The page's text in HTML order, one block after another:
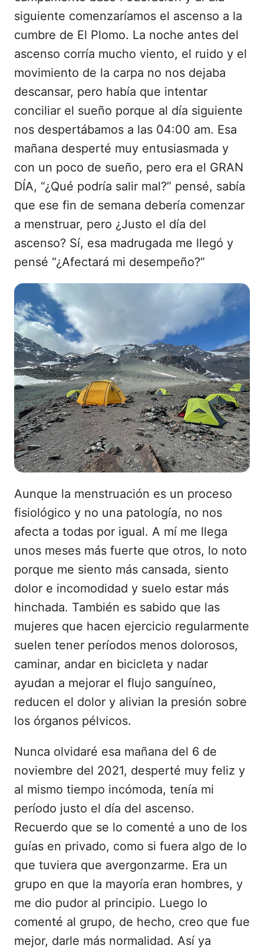
siguiente comenzaríamos el ascenso a la
cumbre de El Plomo. La noche antes del
ascenso corría mucho viento, el ruido y el
movimiento de la carpa no nos dejaba
descansar, pero había que intentar
conciliar el sueño porque al día siguiente
nos despertábamos a las 04:00 am. Esa
mañana desperté muy entusiasmada y
con un poco de sueño, pero era el GRAN
DÍA, “¿Qué podría salir mal?” pensé, sabía
que ese fin de semana debería comenzar
a menstruar, pero ¿Justo el día del
ascenso? Sí, esa madrugada me llegó y
pensé “¿Afectará mi desempeño?”
Aunque la menstruación es un proceso
fisiológico y no una patología, no nos
afecta a todas por igual. A mí me llega
unos meses más fuerte que otros, lo noto
porque me siento más cansada, siento
dolor e incomodidad y suelo estar más
hinchada. También es sabido que las
mujeres que hacen ejercicio regularmente
suelen tener períodos menos dolorosos,
caminar, andar en bicicleta y nadar
ayudan a mejorar el flujo sanguíneo,
reducen el dolor y alivian la presión sobre
los órganos pélvicos.
Nunca olvidaré esa mañana del 6 de
noviembre del 2021, desperté muy feliz y
al mismo tiempo incómoda, tenía mi
período justo el día del ascenso.
Recuerdo que se lo comenté a uno de los
guías en privado, como si fuera algo de lo
que tuviera que avergonzarme. Era un
grupo en que la mayoría eran hombres, y
me dio pudor al principio. Luego lo
comenté al grupo, de hecho, creo que fue
mejor, darle más normalidad. Así ya